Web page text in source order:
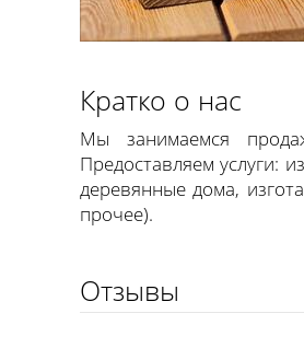
Кратко о нас
Мы занимаемся
Предоставляем услуги:
деревянные дома,
прочее).
Отзывы